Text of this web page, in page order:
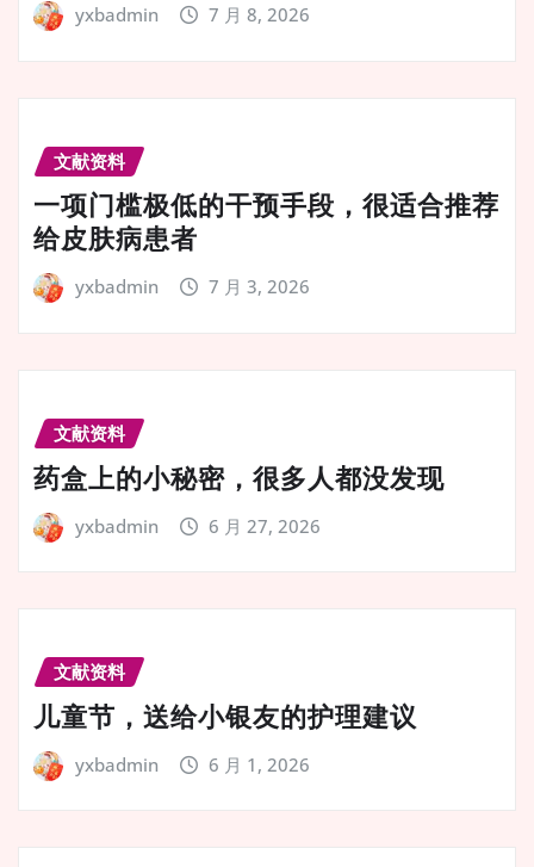
yxbadmin 7 月 8, 2026
文献资料
一项门槛极低的干预手段，很适合推荐
给皮肤病患者
yxbadmin 7 月 3, 2026
文献资料
药盒上的小秘密，很多人都没发现
yxbadmin 6 月 27, 2026
文献资料
儿童节，送给小银友的护理建议
yxbadmin 6 月 1, 2026